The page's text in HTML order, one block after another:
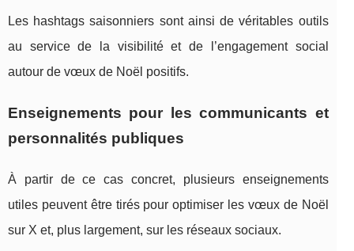
Les hashtags saisonniers sont ainsi de véritables outils
au service de la visibilité et de l’engagement social
autour de vœux de Noël positifs.
Enseignements pour les communicants et
personnalités publiques
À partir de ce cas concret, plusieurs enseignements
utiles peuvent être tirés pour optimiser les vœux de Noël
sur X et, plus largement, sur les réseaux sociaux.